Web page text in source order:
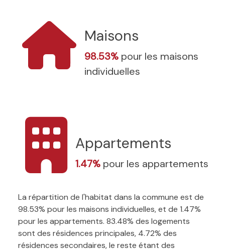
Maisons
98.53% pour les maisons
individuelles
Appartements
1.47% pour les appartements
La répartition de l'habitat dans la commune est de
98.53% pour les maisons individuelles, et de 1.47%
pour les appartements. 83.48% des logements
sont des résidences principales, 4.72% des
résidences secondaires, le reste étant des